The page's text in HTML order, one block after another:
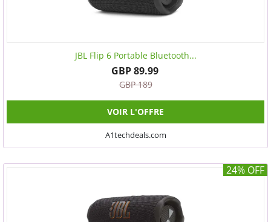
JBL Flip 6 Portable Bluetooth...
GBP 89.99
GBP 189
VOIR L'OFFRE
A1techdeals.com
24% OFF